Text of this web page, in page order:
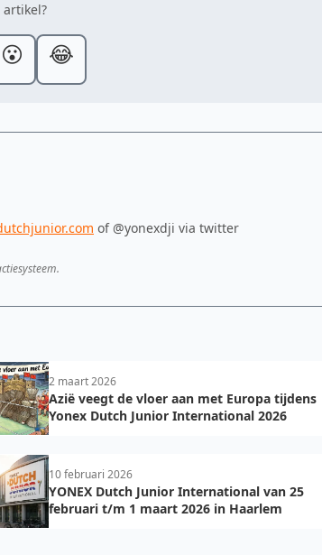
😮 😂
of @yonexdji via twitter
2 maart 2026
Azië veegt de vloer aan met Europa tijdens
Yonex Dutch Junior International 2026
10 februari 2026
YONEX Dutch Junior International van 25
februari t/m 1 maart 2026 in Haarlem